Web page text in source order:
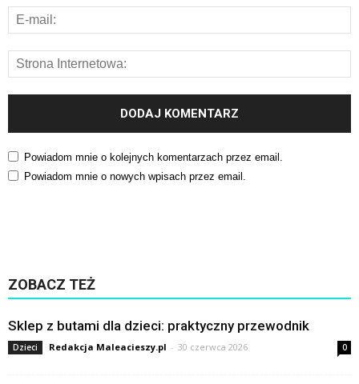
Powiadom mnie o kolejnych komentarzach przez email.
Powiadom mnie o nowych wpisach przez email.
ZOBACZ TEŻ
Sklep z butami dla dzieci: praktyczny przewodnik
Dzieci Redakcja Maleacieszy.pl - 30 czerwca 2026 0